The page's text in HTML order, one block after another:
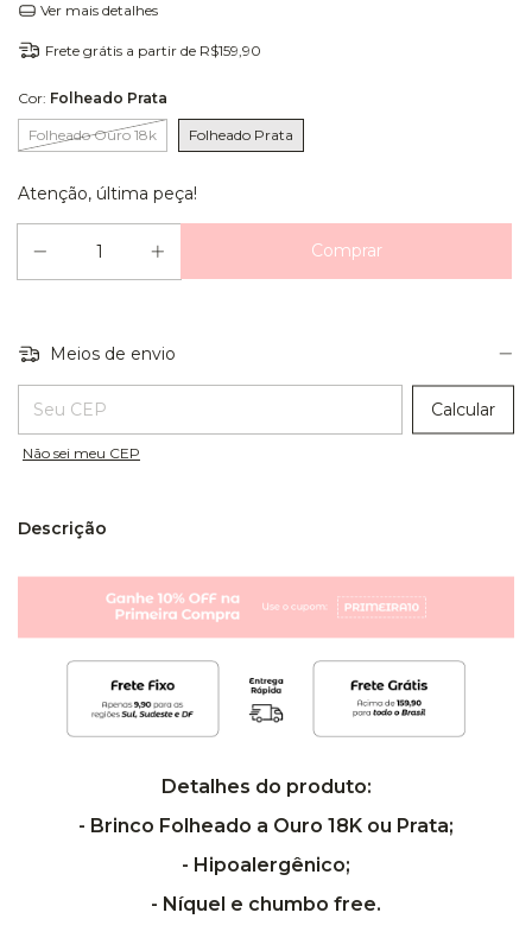
Ver mais detalhes
Frete grátis a partir de R$159,90
Cor: Folheado Prata
Folheado Ouro 18k Folheado Prata
Atenção, última peça!
Meios de envio
Entregas para o CEP:
Calcular
Não sei meu CEP
Descrição
Detalhes do produto:
- Brinco Folheado a Ouro 18K ou Prata;
- Hipoalergênico;
- Níquel e chumbo free.